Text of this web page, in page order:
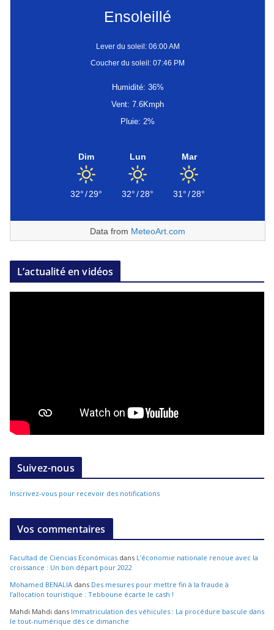
Ensoleillé
Lever du soleil: 06:00 AM
Coucher du soleil: 07:46 PM
Humidité: 36%
Vent: 7.6Kmph
Pluie: 2%
Dim
32°/29°
Lun
32°/28°
Mar
31°/28°
Data from MeteoArt.com
L’actualité en vidéos
Suivez-nous
Inscrivez-vous pour recevoir des notifications
Vos commentaires
Facultad de Ciencias Económicas dans L’économie nationale renoue avec la
croissance : Un bon départ pour 2022
Mohamed BENALIA dans Des mesures pour mettre fin à la fraude à
l’allocation touristique : Tebboune écarte le cash !
Mahdi Mahdi dans Immatriculation des véhicules : La procédure bascule dans
le tout-numérique dès ce dimanche